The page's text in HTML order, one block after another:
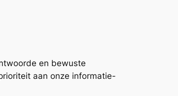
en bewuste
aan onze informatie-